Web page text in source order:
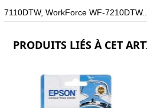
7110DTW, WorkForce WF-7210DTW...
PRODUITS LIÉS À CET